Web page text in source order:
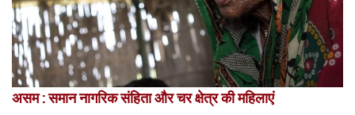
असम : समान नागरिक संहिता और चर क्षेत्र की महिलाएं